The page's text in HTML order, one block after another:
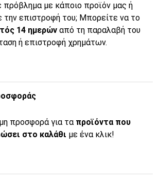
πρόβλημα με κάποιο προϊόν μας ή
την επιστροφή του; Μπορείτε να το
14 ημερών από τη παραλαβή του
ή επιστροφή χρημάτων.
προσφορά για τα προϊόντα που
στο καλάθι με ένα κλικ!